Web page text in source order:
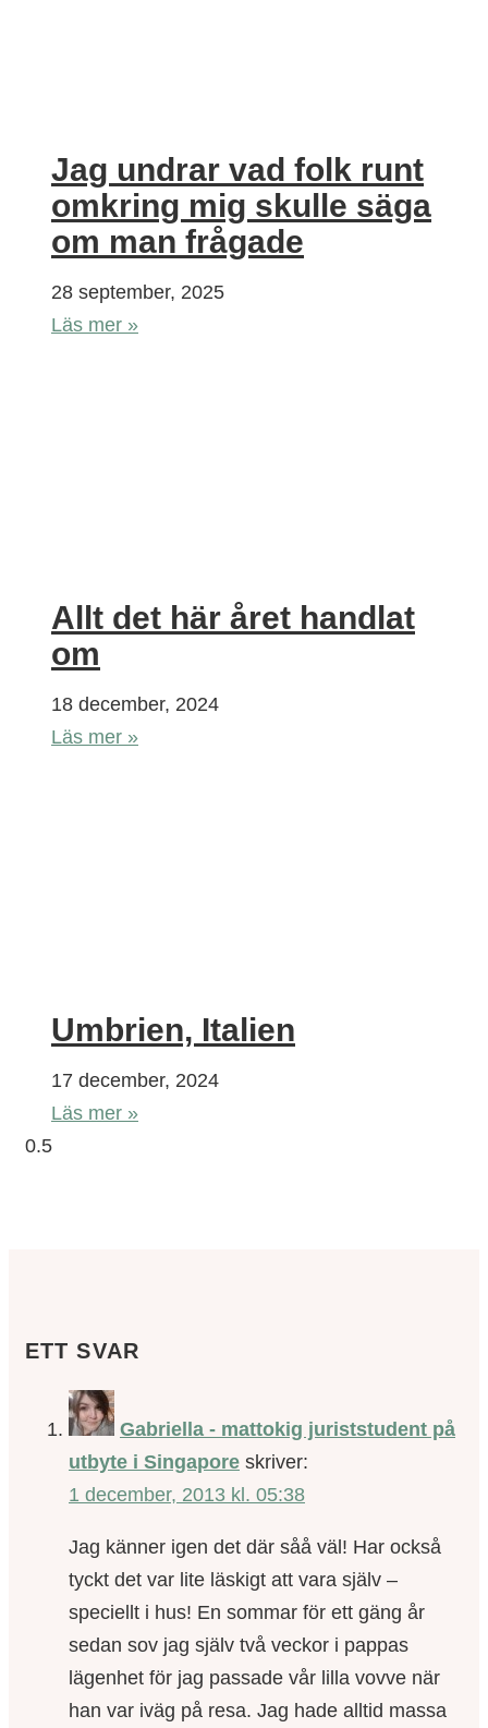
Jag undrar vad folk runt
omkring mig skulle säga
om man frågade
28 september, 2025
Läs mer »
Allt det här året handlat
om
18 december, 2024
Läs mer »
Umbrien, Italien
17 december, 2024
Läs mer »
ETT SVAR
Gabriella - mattokig juriststudent på
utbyte i Singapore skriver:
1 december, 2013 kl. 05:38
Jag känner igen det där såå väl! Har också
tyckt det var lite läskigt att vara själv –
speciellt i hus! En sommar för ett gäng år
sedan sov jag själv två veckor i pappas
lägenhet för jag passade vår lilla vovve när
han var iväg på resa. Jag hade alltid massa